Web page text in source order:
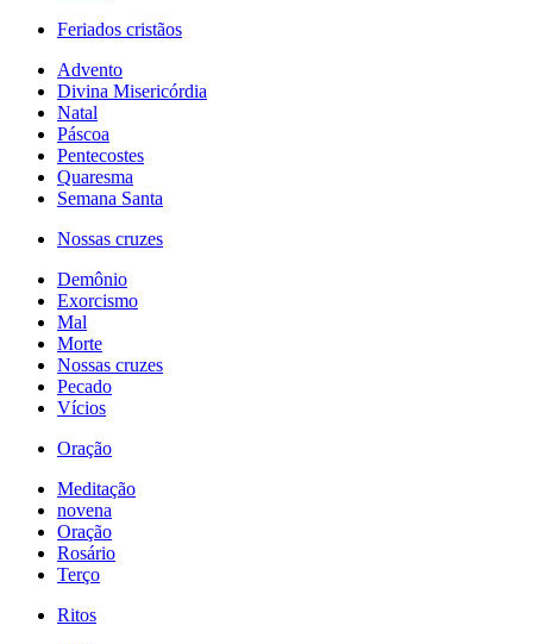
Feriados cristãos
Advento
Divina Misericórdia
Natal
Páscoa
Pentecostes
Quaresma
Semana Santa
Nossas cruzes
Demônio
Exorcismo
Mal
Morte
Nossas cruzes
Pecado
Vícios
Oração
Meditação
novena
Oração
Rosário
Terço
Ritos